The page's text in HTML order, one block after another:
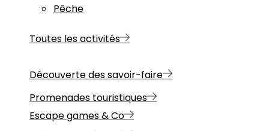
Pêche
Toutes les activités
Découverte des savoir-faire
Promenades touristiques
Escape games & Co